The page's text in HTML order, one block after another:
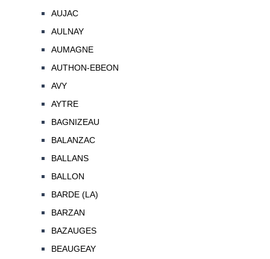
AUJAC
AULNAY
AUMAGNE
AUTHON-EBEON
AVY
AYTRE
BAGNIZEAU
BALANZAC
BALLANS
BALLON
BARDE (LA)
BARZAN
BAZAUGES
BEAUGEAY